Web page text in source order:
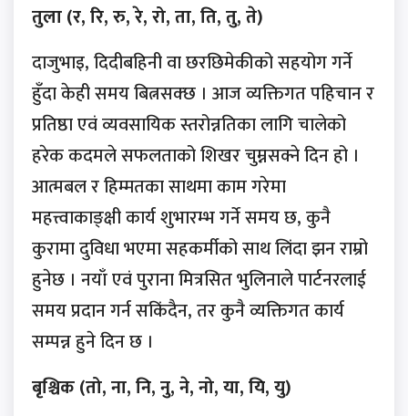
तुला (र, रि, रु, रे, रो, ता, ति, तु, ते)
दाजुभाइ, दिदीबहिनी वा छरछिमेकीको सहयोग गर्ने
हुँदा केही समय बित्नसक्छ । आज व्यक्तिगत पहिचान र
प्रतिष्ठा एवं व्यवसायिक स्तरोन्नतिका लागि चालेको
हरेक कदमले सफलताको शिखर चुम्नसक्ने दिन हो ।
आत्मबल र हिम्मतका साथमा काम गरेमा
महत्त्वाकाङ्क्षी कार्य शुभारम्भ गर्ने समय छ, कुनै
कुरामा दुविधा भएमा सहकर्मीको साथ लिंदा झन राम्रो
हुनेछ । नयाँ एवं पुराना मित्रसित भुलिनाले पार्टनरलाई
समय प्रदान गर्न सकिंदैन, तर कुनै व्यक्तिगत कार्य
सम्पन्न हुने दिन छ ।
बृश्चिक (तो, ना, नि, नु, ने, नो, या, यि, यु)